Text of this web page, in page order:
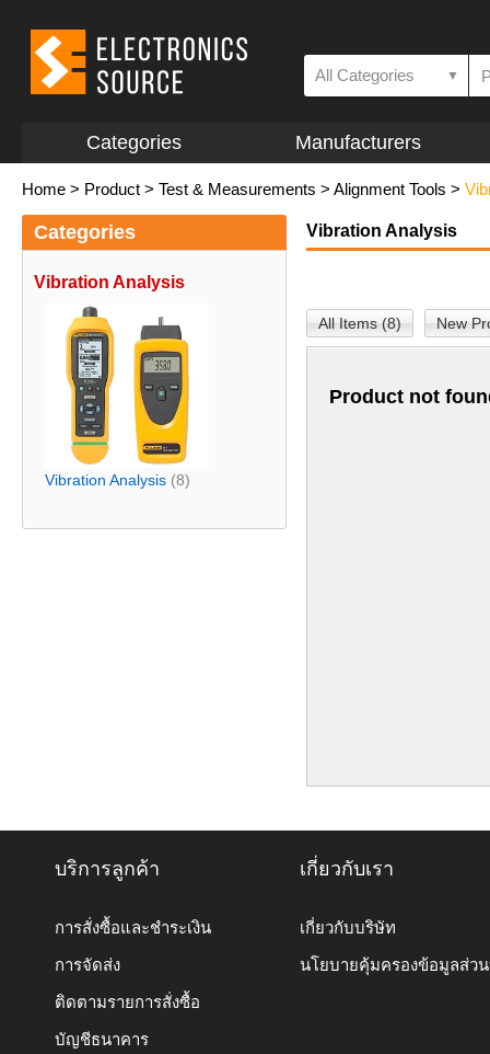
All Categories ▼
Categories Manufacturers
Home > Product > Test & Measurements > Alignment Tools >
Categories
Vibration Analysis
Vibration Analysis (8)
Vibration Analysis
All Items (8) New
Product not
บริการลูกค้า
การสั่งซื้อและชำระเงิน
การจัดส่ง
ติดตามรายการสั่งซื้อ
บัญชีธนาคาร
เกี่ยวกับเรา
เกี่ยวกับบริษัท
นโยบายคุ้มครองข้อมูลส่ว